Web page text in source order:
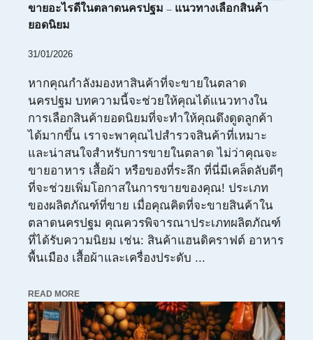
ขายอะไรดีในตลาดนครปฐม – แนวทางเลือกสินค้า
ยอดนิยม
31/01/2026
หากคุณกำลังมองหาสินค้าที่จะขายในตลาด
นครปฐม บทความนี้จะช่วยให้คุณได้แนวทางใน
การเลือกสินค้ายอดนิยมที่จะทำให้คุณดึงดูดลูกค้า
ได้มากขึ้น เราจะพาคุณไปสำรวจสินค้าที่เหมาะ
และน่าสนใจสำหรับการขายในตลาด ไม่ว่าคุณจะ
ขายอาหาร เสื้อผ้า หรือของที่ระลึก ที่นี่มีเคล็ดลับดีๆ
ที่จะช่วยเพิ่มโอกาสในการขายของคุณ! ประเภท
ของผลิตภัณฑ์ที่ขาย เมื่อคุณคิดที่จะขายสินค้าใน
ตลาดนครปฐม คุณควรพิจารณาประเภทผลิตภัณฑ์
ที่ได้รับความนิยม เช่น: สินค้าแฮนดิคราฟต์ อาหาร
พื้นเมือง เสื้อผ้าและเครื่องประดับ ...
READ MORE